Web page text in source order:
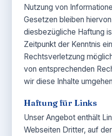
Nutzung von
Gesetzen bleiben
diesbezügliche Haftung
Zeitpunkt der Kenntnis
Rechtsverletzung
von entsprechenden
wir diese Inhalte
Haftung für Links
Unser Angebot enthält
Webseiten Dritter, auf